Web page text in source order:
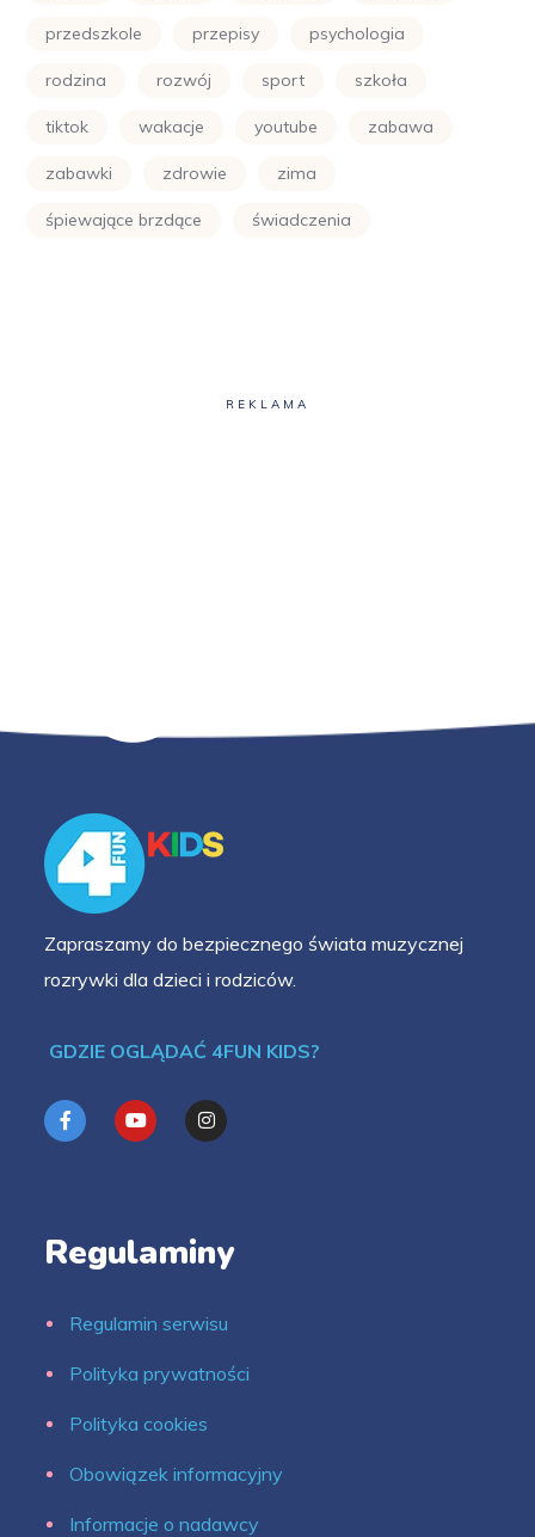
przedszkole przepisy psychologia
rodzina rozwój sport szkoła
tiktok wakacje youtube zabawa
zabawki zdrowie zima
śpiewające brzdące świadczenia
REKLAMA
Zapraszamy do bezpiecznego świata muzycznej
rozrywki dla dzieci i rodziców.
GDZIE OGLĄDAĆ 4FUN KIDS?
Regulaminy
Regulamin serwisu
Polityka prywatności
Polityka cookies
Obowiązek informacyjny
Informacje o nadawcy